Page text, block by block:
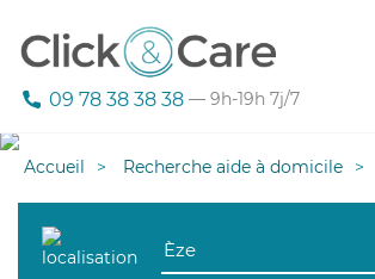
09 78 38 38 38 — 9h-19h 7j/7
Accueil Recherche aide à domicile